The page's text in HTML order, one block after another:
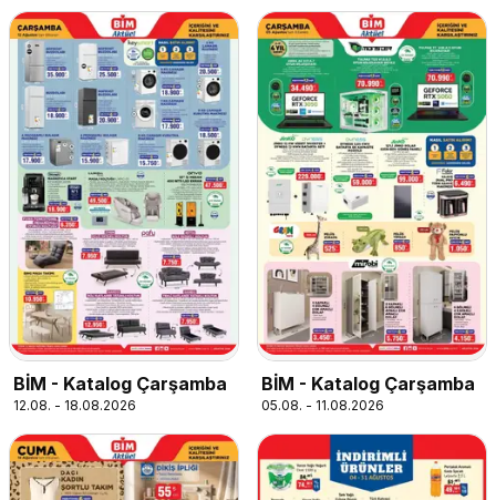
BİM - Katalog Çarşamba
12.08. - 18.08.2026
BİM - Katalog Çarşamba
05.08. - 11.08.2026